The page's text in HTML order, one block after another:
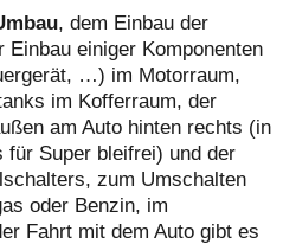
, dem Einbau der
einiger Komponenten
…) im Motorraum,
im Kofferraum, der
am Auto hinten rechts (in
für Super bleifrei) und der
zum Umschalten
oder Benzin, im
Fahrt mit dem Auto gibt es